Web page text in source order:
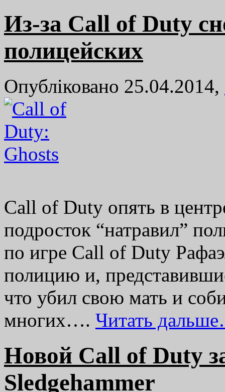
Из-за Call of Duty
полицейских
Опубліковано 25.04.2014,
Call of Duty опять в
подросток “натравил”
по игре Call of Duty
полицию и,
что убил свою мать и
многих…. Читать
Новой Call of Duty
Sledgehammer